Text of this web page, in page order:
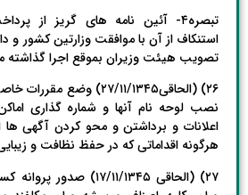
تبصره۴- آئین نامه های گریز از
استنکاف از آن با موافقت وزارتین کشور
تصویب هیئت وزیران بموقع اجرا
۲۶) (الحاقی۲۷/۱۱/۱۳۴۵) وضع
نصب لوحه نام آنها و شماره گذاری
اعلانات و برداشتن و محو کردن آگهی
هرگونه اقداماتی که در حفظ نظافت و
۲۷) (الحاقی ۱۷/۱۱/۱۳۴۵)